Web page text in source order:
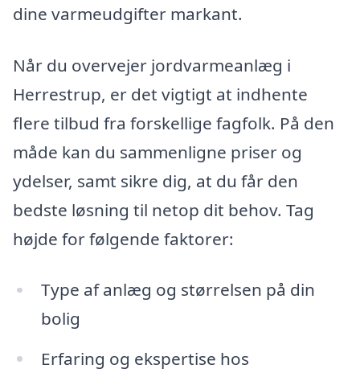
dine varmeudgifter markant.
Når du overvejer jordvarmeanlæg i
Herrestrup, er det vigtigt at indhente
flere tilbud fra forskellige fagfolk. På den
måde kan du sammenligne priser og
ydelser, samt sikre dig, at du får den
bedste løsning til netop dit behov. Tag
højde for følgende faktorer:
Type af anlæg og størrelsen på din
bolig
Erfaring og ekspertise hos